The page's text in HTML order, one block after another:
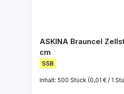
ASKINA Brauncel
cm
SSB
Inhalt: 500 Stück (0,01 € / 1